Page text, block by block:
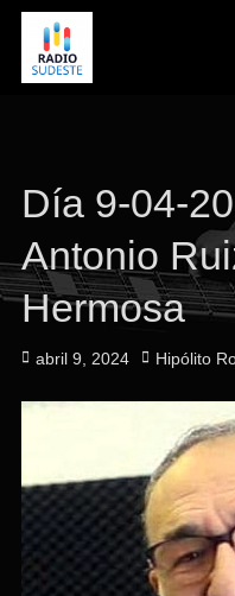
Día 9-04-
Antonio
Hermosa
Publicado
abril 9, 2024 Autor
Hipólito